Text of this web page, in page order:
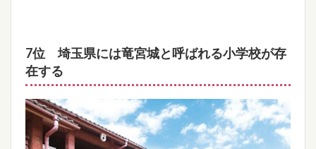
7位 埼玉県には竜宮城と呼ばれる小学校が存
在する